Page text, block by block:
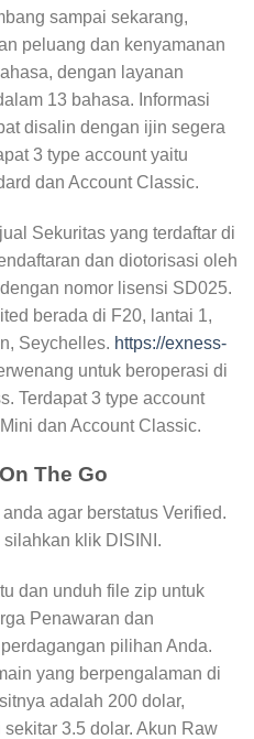
sampai sekarang,
peluang dan kenyamanan
dengan layanan
13 bahasa. Informasi
disalin dengan ijin segera
3 type account yaitu
dan Account Classic.
Sekuritas yang terdaftar di
dan diotorisasi oleh
nomor lisensi SD025.
berada di F20, lantai 1,
Seychelles. https://exness-
untuk beroperasi di
Terdapat 3 type account
dan Account Classic.
The Go
agar berstatus Verified.
klik DISINI.
dan unduh file zip untuk
Penawaran dan
pilihan Anda.
yang berpengalaman di
adalah 200 dolar,
3.5 dolar. Akun Raw